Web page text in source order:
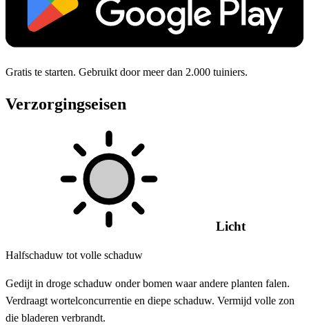
Gratis te starten. Gebruikt door meer dan 2.000 tuiniers.
Verzorgingseisen
Licht
Halfschaduw tot volle schaduw
Gedijt in droge schaduw onder bomen waar andere planten falen.
Verdraagt wortelconcurrentie en diepe schaduw. Vermijd volle zon
die bladeren verbrandt.